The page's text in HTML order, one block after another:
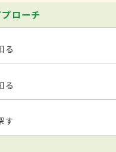
ローチ
る
る
す